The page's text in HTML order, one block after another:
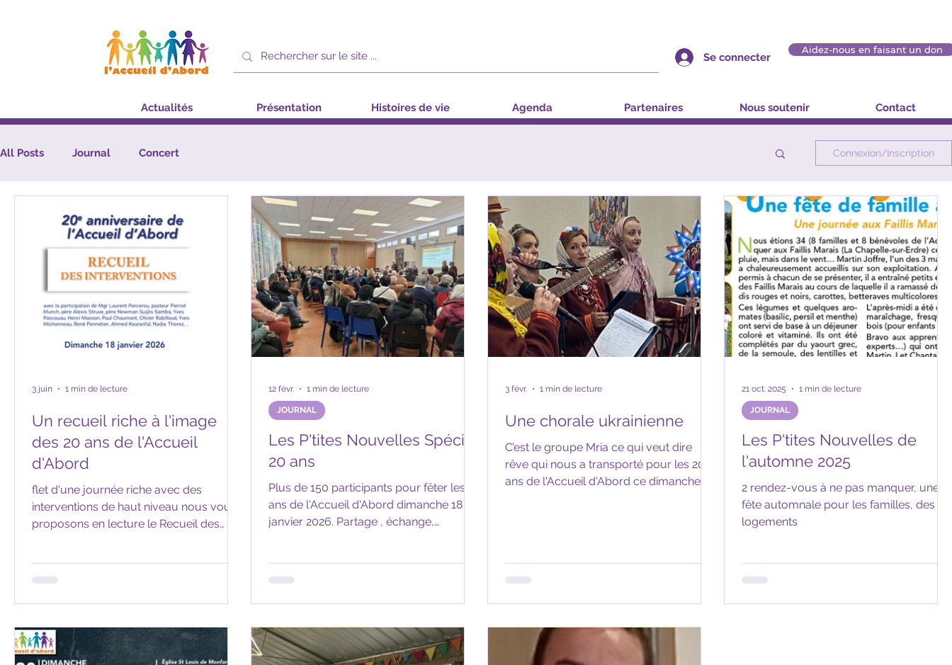
Se connecter
Aidez-nous en faisant un don
Actualités Présentation Histoires de vie Agenda Partenaires Nous soutenir Contact
All Posts Journal Concert Connexion/Inscription
Un recueil riche à l'image
des 20 ans de l'Accueil
d'Abord
flet d'une journée riche avec des
interventions de haut niveau nous vous
proposons en lecture le Recueil des
cet événement.
3 juin 1 min de lecture
Les P'tites Nouvelles Spécial
20 ans
Plus de 150 participants pour fêter les 20
ans de l'Accueil d'Abord dimanche 18
janvier 2026. Partage , échange,
rappel historique, un concert , une
célébration œcuménique, etc.
Retrouvez tous les détails et les photos
dans notre numéro spécial 20 ans une
JOURNAL
12 févr. 1 min de lecture
Une chorale ukrainienne
C’est le groupe Mria ce qui veut dire
rêve qui nous a transporté pour les 20
ans de l'Accueil d'Abord ce dimanche 18
orthodoxe Ste Anne à St Nazaire. Ils ont
chanté des Koliadki , chants populaires
de Noël que traditionnellement, des
de maison en maison, chantent pour le
nouveau-né de la crè
3 févr. 1 min de lecture
Les P'tites Nouvelles de
l'automne 2025
2 rendez-vous à ne pas manquer, une
fête automnale pour les familles, des
logements
JOURNAL
21 oct. 2025 1 min de lecture